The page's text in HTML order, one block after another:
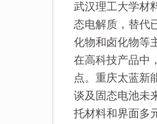
武汉理工大学材
态电解质，替代
化物和卤化物等
在高科技产品中
点。重庆太蓝新
谈及固态电池未
托材料和界面多